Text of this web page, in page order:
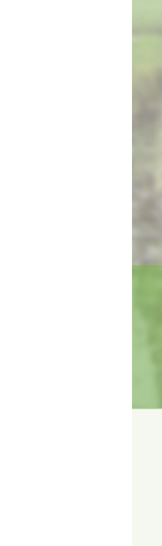
〈
30.
〈